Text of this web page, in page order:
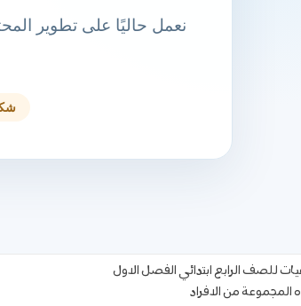
للصف الرابع ابتدائي الفصل الاول
من الافراد